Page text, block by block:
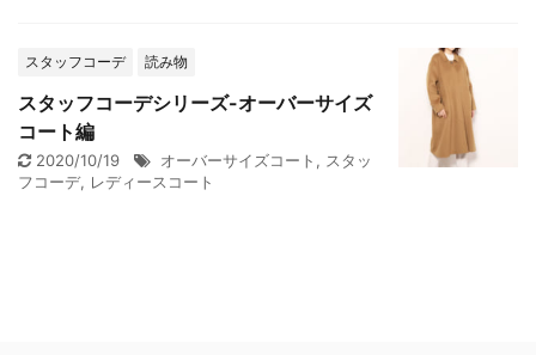
スタッフコーデ 読み物
スタッフコーデシリーズ-オーバーサイズ
コート編
2020/10/19 オーバーサイズコート , スタッ
フコーデ, レディースコート